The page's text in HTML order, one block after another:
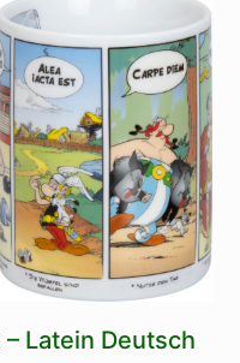
Latein Deutsch